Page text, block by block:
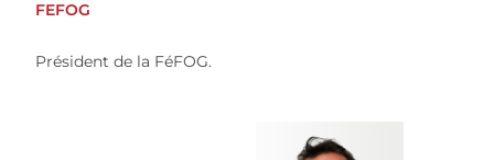
FEFOG
Président de la FéFOG.